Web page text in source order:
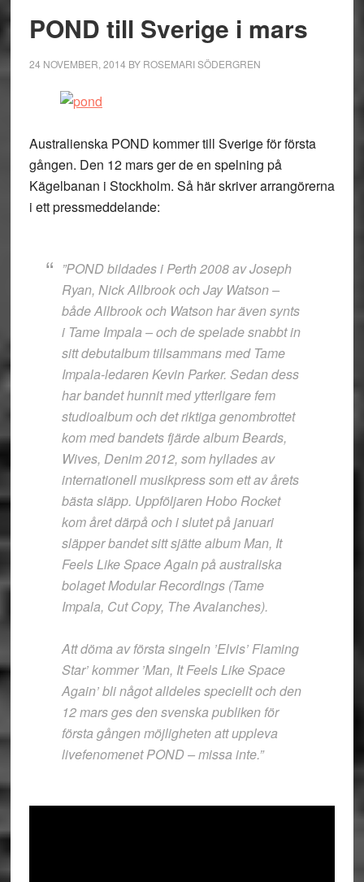
POND till Sverige i mars
24 NOVEMBER, 2014 BY ROSEMARI SÖDERGREN
Australienska POND kommer till Sverige för första
gången. Den 12 mars ger de en spelning på
Kägelbanan i Stockholm. Så här skriver arrangörerna
i ett pressmeddelande:
”POND bildades i Perth 2008 av Joseph
Ryan, Nick Allbrook och Jay Watson –
både Allbrook och Watson har även synts
i Tame Impala – och de spelade snabbt in
sitt debutalbum tillsammans med Tame
Impala-ledaren Kevin Parker. Sedan dess
har bandet hunnit med ytterligare fem
studioalbum och det riktiga genombrottet
kom med bandets fjärde album Beards,
Wives, Denim 2012, som hyllades av
internationell musikpress som ett av årets
bästa släpp. Uppföljaren Hobo Rocket
kom året därpå och i slutet på januari
släpper bandet sitt sjätte album Man, It
Feels Like Space Again på australiska
bolaget Modular Recordings (Tame
Impala, Cut Copy, The Avalanches).
Att döma av första singeln ’Elvis’ Flaming
Star’ kommer ’Man, It Feels Like Space
Again’ bli något alldeles speciellt och den
12 mars ges den svenska publiken för
första gången möjligheten att uppleva
livefenomenet POND – missa inte.”